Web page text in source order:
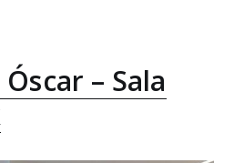
– Sala